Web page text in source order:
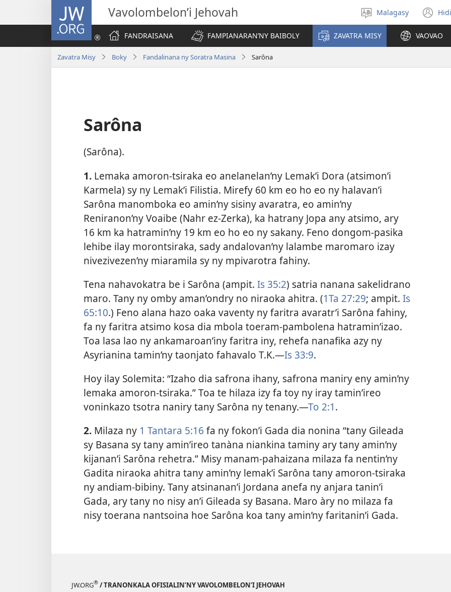
JW.ORG Vavolombelon’i Jehovah
Hifidy
fiteny
Malagasy
FANDRAISANA
FAMPIANARAN’NY BAIBOLY ZAVATRA MISY VAOVAO
Zavatra Misy Boky Fandalinana ny Soratra Masina Sarôna
Sarôna
(Sarôna).
1. Lemaka amoron-tsiraka eo anelanelan’ny Lemak’i Dora (atsimon’i
Karmela) sy ny Lemak’i Filistia. Mirefy 60 km eo ho eo ny halavan’i
Sarôna manomboka eo amin’ny sisiny avaratra, eo amin’ny
Reniranon’ny Voaibe (Nahr ez-Zerka), ka hatrany Jopa any atsimo, ary
16 km ka hatramin’ny 19 km eo ho eo ny sakany. Feno dongom-pasika
lehibe ilay morontsiraka, sady andalovan’ny lalambe maromaro izay
nivezivezen’ny miaramila sy ny mpivarotra fahiny.
Tena nahavokatra be i Sarôna (ampit. Is 35:2) satria nanana sakelidrano
maro. Tany ny omby aman’ondry no niraoka ahitra. (1Ta 27:29; ampit. Is
65:10.) Feno alana hazo oaka vaventy ny faritra avaratr’i Sarôna fahiny,
fa ny faritra atsimo kosa dia mbola toeram-pambolena hatramin’izao.
Toa lasa lao ny ankamaroan’iny faritra iny, rehefa nanafika azy ny
Asyrianina tamin’ny taonjato fahavalo T.K.​—Is 33:9.
Hoy ilay Solemita: “Izaho dia safrona ihany, safrona maniry eny amin’ny
lemaka amoron-tsiraka.” Toa te hilaza izy fa toy ny iray tamin’ireo
voninkazo tsotra naniry tany Sarôna ny tenany.​—To 2:1.
2. Milaza ny 1 Tantara 5:16 fa ny fokon’i Gada dia nonina “tany Gileada
sy Basana sy tany amin’ireo tanàna niankina taminy ary tany amin’ny
kijanan’i Sarôna rehetra.” Misy manam-pahaizana milaza fa nentin’ny
Gadita niraoka ahitra tany amin’ny lemak’i Sarôna tany amoron-tsiraka
ny andiam-bibiny. Tany atsinanan’i Jordana anefa ny anjara tanin’i
Gada, ary tany no nisy an’i Gileada sy Basana. Maro àry no milaza fa
nisy toerana nantsoina hoe Sarôna koa tany amin’ny faritanin’i Gada.
JW.ORG® / TRANONKALA OFISIALIN’NY VAVOLOMBELON’I JEHOVAH